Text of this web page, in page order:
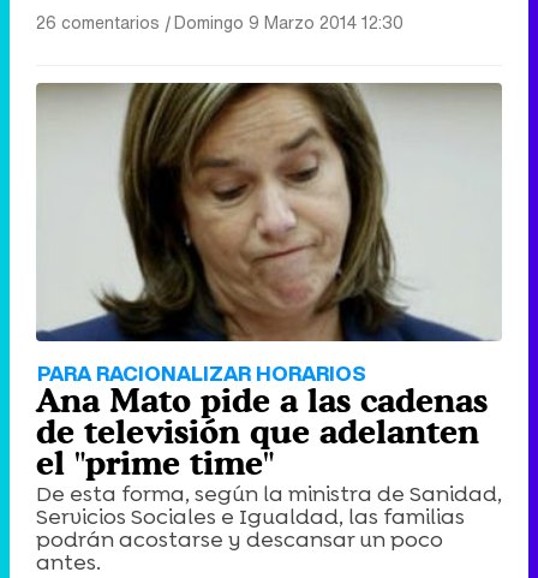
26 comentarios |Domingo 9 Marzo 2014 12:30
PARA RACIONALIZAR HORARIOS
Ana Mato pide a las cadenas
de televisión que adelanten
el "prime time"
De esta forma, según la ministra de Sanidad,
Servicios Sociales e Igualdad, las familias
podrán acostarse y descansar un poco
antes.